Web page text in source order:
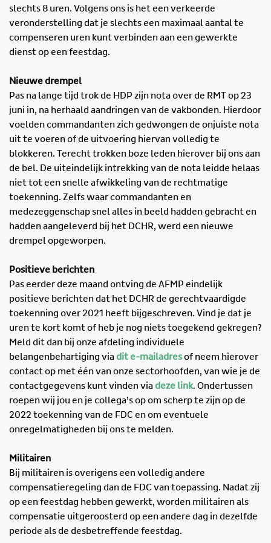
slechts 8 uren. Volgens ons is het een verkeerde
veronderstelling dat je slechts een maximaal aantal te
compenseren uren kunt verbinden aan een gewerkte
dienst op een feestdag.
Nieuwe drempel
Pas na lange tijd trok de HDP zijn nota over de RMT op 23
juni in, na herhaald aandringen van de vakbonden. Hierdoor
voelden commandanten zich gedwongen de onjuiste nota
uit te voeren of de uitvoering hiervan volledig te
blokkeren. Terecht trokken boze leden hierover bij ons aan
de bel. De uiteindelijk intrekking van de nota leidde helaas
niet tot een snelle afwikkeling van de rechtmatige
toekenning. Zelfs waar commandanten en
medezeggenschap snel alles in beeld hadden gebracht en
hadden aangeleverd bij het DCHR, werd een nieuwe
drempel opgeworpen.
Positieve berichten
Pas eerder deze maand ontving de AFMP eindelijk
positieve berichten dat het DCHR de gerechtvaardigde
toekenning over 2021 heeft bijgeschreven. Vind je dat je
uren te kort komt of heb je nog niets toegekend gekregen?
Meld dit dan bij onze afdeling individuele
belangenbehartiging viadit e-mailadresof neem hierover
contact op met één van onze sectorhoofden, van wie je de
contactgegevens kunt vinden viadeze link. Ondertussen
roepen wij jou en je collega’s op om scherp te zijn op de
2022 toekenning van de FDC en om eventuele
onregelmatigheden bij ons te melden.
Militairen
Bij militairen is overigens een volledig andere
compensatieregeling dan de FDC van toepassing. Nadat zij
op een feestdag hebben gewerkt, worden militairen als
compensatie uitgeroosterd op een andere dag in dezelfde
periode als de desbetreffende feestdag.